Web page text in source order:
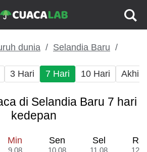
dunia Selandia Baru
3 Hari 7 Hari 10 Hari Akhir
di Selandia Baru 7 hari
kedepan
Min
9.08
Sen
10.08
Sel
11.08